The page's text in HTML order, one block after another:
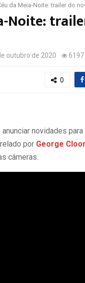
da Meia-Noite: trailer do
Noite:
outubro de 2020 6197
0
novidades
por George
câmeras.